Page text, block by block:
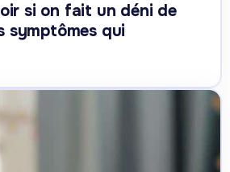
si on fait un déni de
symptômes qui